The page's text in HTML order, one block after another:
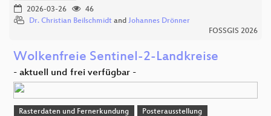
2026-03-26
46
Dr. Christian Beilschmidt and Johannes Drönner
FOSSGIS 2026
Wolkenfreie Sentinel-2-Landkreise
- aktuell und frei verfügbar -
Rasterdaten und Fernerkundung
Posterausstellung